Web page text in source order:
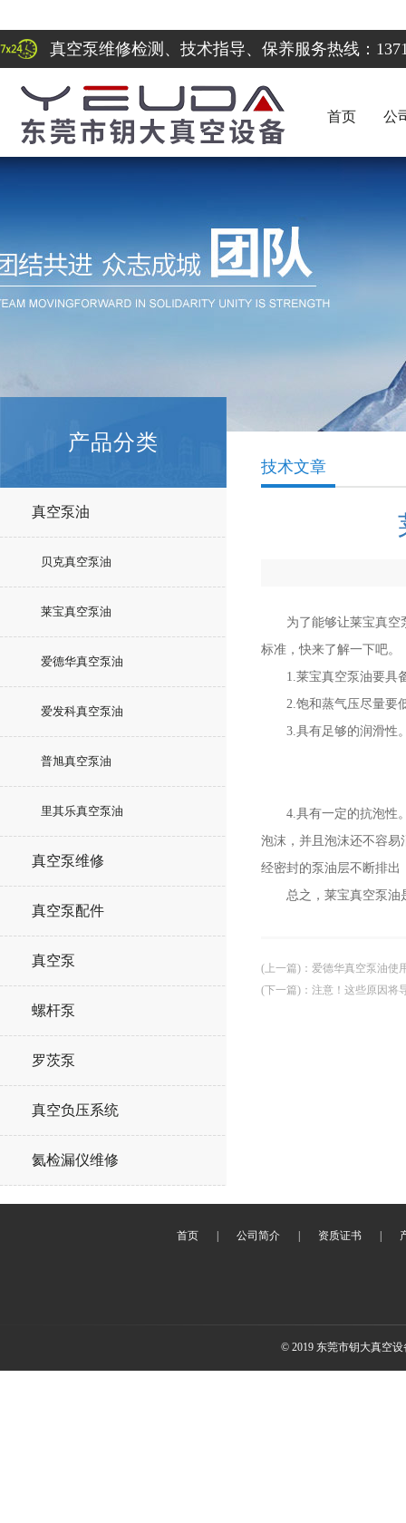
真空泵维修检测、技术指导、保养服务热线：
首页 公
产品分类
真空泵油
贝克真空泵油
莱宝真空泵油
爱德华真空泵油
爱发科真空泵油
普旭真空泵油
里其乐真空泵油
真空泵维修
真空泵配件
真空泵
螺杆泵
罗茨泵
真空负压系统
氦检漏仪维修
技术文章
为了能够让莱宝真空泵
标准，快来了解一下吧。
1.莱宝真空泵油要具备
2.饱和蒸气压尽量要低
3.具有足够的润滑性。
4.具有一定的抗泡性。
泡沫，并且泡沫还不容易
经密封的泵油层不断排出
总之，莱宝真空泵油是
(上一篇) ： 爱德华真空泵油使
(下一篇) ： 注意！这些原因将
首页 公司简介 资质证书
© 2019 东莞市钥大真空